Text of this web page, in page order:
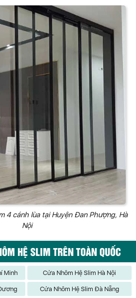
4 cánh lùa tại Huyện Đan Phượng, Hà
Nội
HỆ SLIM TRÊN TOÀN QUỐC
Minh Cửa Nhôm Hệ Slim Hà Nội
Cửa Nhôm Hệ Slim Đà Nẵng